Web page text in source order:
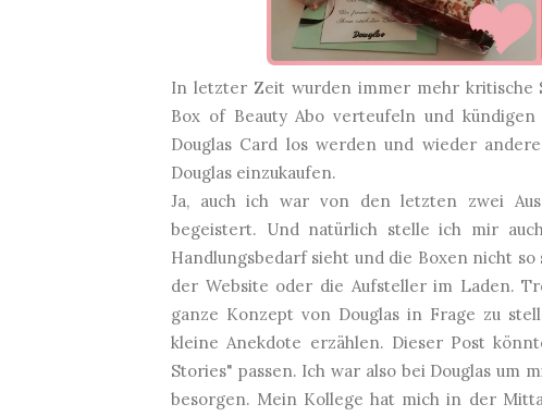
In letzter Zeit wurden immer mehr kritische
Box of Beauty Abo verteufeln und
Douglas Card los werden und wieder
Douglas einzukaufen.
Ja, auch ich war von den letzten zwei
begeistert. Und natürlich stelle ich mir
Handlungsbedarf sieht und die Boxen nicht
der Website oder die Aufsteller im Laden.
ganze Konzept von Douglas in Frage zu
kleine Anekdote erzählen. Dieser Post
Stories" passen. Ich war also bei Douglas um
besorgen. Mein Kollege hat mich in der